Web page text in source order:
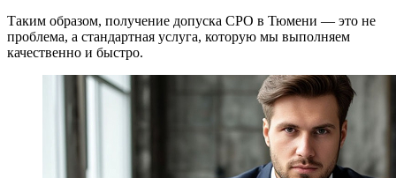
Таким образом, получение допуска СРО в Тюмени — это не
проблема, а стандартная услуга, которую мы выполняем
качественно и быстро.